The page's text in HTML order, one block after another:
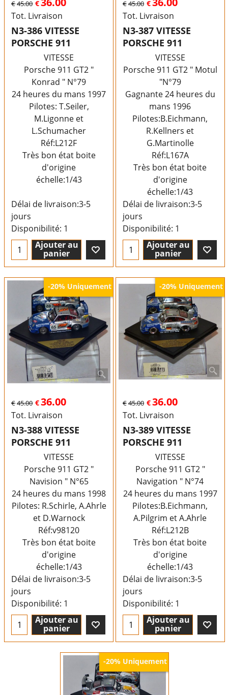
€45.00 €
Tot. Livraison
N3-386 VITESSE
PORSCHE 911
VITESSE
Porsche 911 GT2 "
Konrad " N°79
24 heures du mans 1997
Pilotes: T.Seiler,
M.Ligonne et
L.Schumacher
Réf:L212F
Très bon état boite
d'origine
échelle:1/43
Délai de livraison:3-5
jours
Disponibilité: 1
Ajouter au
panier
€45.00 €
Tot. Livraison
N3-387 VITESSE
PORSCHE 911
VITESSE
Porsche 911 GT2 " Motul
"N°79
Gagnante 24 heures du
mans 1996
Pilotes:B.Eichmann,
R.Kellners et
G.Martinolle
Réf:L167A
Très bon état boite
d'origine
échelle:1/43
Délai de livraison:3-5
jours
Disponibilité: 1
Ajouter au
panier
-20% Uniquement
€45.00 €36.00
Tot. Livraison
N3-388 VITESSE
PORSCHE 911
VITESSE
Porsche 911 GT2 "
Navision " N°65
24 heures du mans 1998
Pilotes: R.Schirle, A.Ahrle
et D.Warnock
Réf:v98120
Très bon état boite
d'origine
échelle:1/43
Délai de livraison:3-5
jours
Disponibilité: 1
Ajouter au
panier
-20% Uniquement
€45.00 €36.00
Tot. Livraison
N3-389 VITESSE
PORSCHE 911
VITESSE
Porsche 911 GT2 "
Navigation " N°74
24 heures du mans 1997
Pilotes:B.Eichmann,
A.Pilgrim et A.Ahrle
Réf:L212B
Très bon état boite
d'origine
échelle:1/43
Délai de livraison:3-5
jours
Disponibilité: 1
Ajouter au
panier
-20% Uniquement